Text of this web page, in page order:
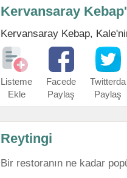
Kervansaray
Kervansaray Kebap,
Listeme
Ekle
Facede
Paylaş
Twitterda
Paylaş
Reytingi
Bir restoranın ne kadar